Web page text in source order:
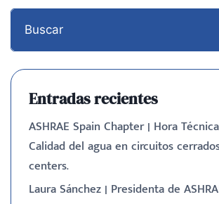
Entradas recientes
ASHRAE Spain Chapter | Hora
Calidad del agua en circuitos
centers.
Laura Sánchez | Presidenta de